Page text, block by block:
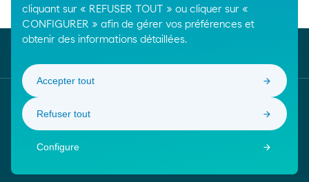
cliquant sur « REFUSER TOUT » ou cliquer sur «
CONFIGURER » afin de gérer vos préférences et
obtenir des informations détaillées.
Configure
Refuser tout
Accepter tout
Breadcrumbs
Home Produits chimiques Produits intermédiaires
Moeve. Ir para a página inicial
© Moeve 2026
Suivez-nous